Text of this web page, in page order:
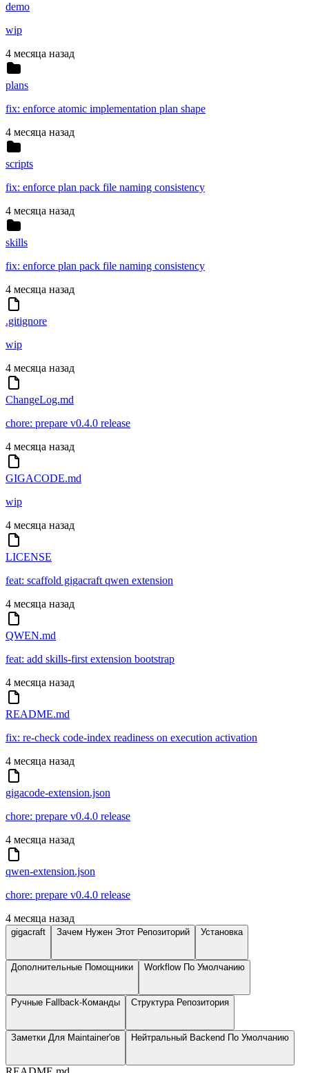
demo
wip
4 месяца назад
plans
fix: enforce atomic implementation plan shape
4 месяца назад
scripts
fix: enforce plan pack file naming consistency
4 месяца назад
skills
fix: enforce plan pack file naming consistency
4 месяца назад
.gitignore
wip
4 месяца назад
ChangeLog.md
chore: prepare v0.4.0 release
4 месяца назад
GIGACODE.md
wip
4 месяца назад
LICENSE
feat: scaffold gigacraft qwen extension
4 месяца назад
QWEN.md
feat: add skills-first extension bootstrap
4 месяца назад
README.md
fix: re-check code-index readiness on execution activation
4 месяца назад
gigacode-extension.json
chore: prepare v0.4.0 release
4 месяца назад
qwen-extension.json
chore: prepare v0.4.0 release
4 месяца назад
gigacraft Зачем Нужен Этот Репозиторий Установка
Дополнительные Помощники Workflow По Умолчанию
Ручные Fallback-Команды Структура Репозитория
Заметки Для Maintainer'ов Нейтральный Backend По Умолчанию